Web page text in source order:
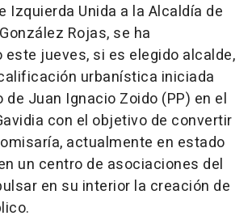
Izquierda Unida a la Alcaldía de
Rojas, se ha
jueves, si es elegido alcalde,
urbanística iniciada
de Juan Ignacio Zoido (PP) en el
con el objetivo de convertir
actualmente en estado
un centro de asociaciones del
en su interior la creación de